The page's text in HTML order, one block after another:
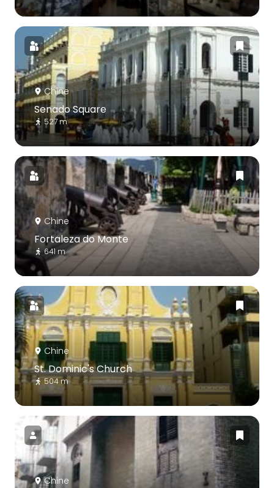
Chine
Senado Square
527 m
Chine
Fortaleza do Monte
641 m
Chine
St. Dominic's Church
504 m
Chine